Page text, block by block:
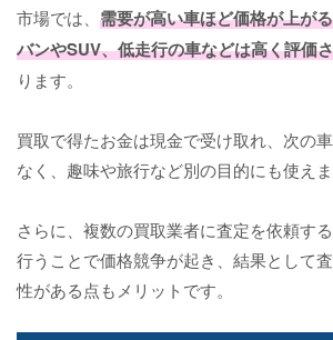
市場では、 需要が高い車ほど価格が上が
バンやSUV、低走行の車などは高く評価
ります。
買取で得たお金は現金で受け取れ、次の
なく、趣味や旅行など別の目的にも使えま
さらに、複数の買取業者に査定を依頼す
行うことで価格競争が起き、結果として
性がある点もメリットです。